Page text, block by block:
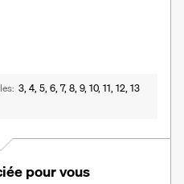
3, 4, 5, 6, 7, 8, 9, 10, 11, 12, 13
pour vous